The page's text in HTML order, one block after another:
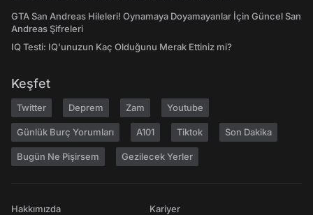
GTA San Andreas Hileleri! Oynamaya Doyamayanlar İçin Güncel San
Andreas Şifreleri
IQ Testi: IQ'unuzun Kaç Olduğunu Merak Ettiniz mi?
Keşfet
Twitter Deprem Zam Youtube
Günlük Burç Yorumları A101 Tiktok Son Dakika
Bugün Ne Pişirsem Gezilecek Yerler
Hakkımızda
Kariyer